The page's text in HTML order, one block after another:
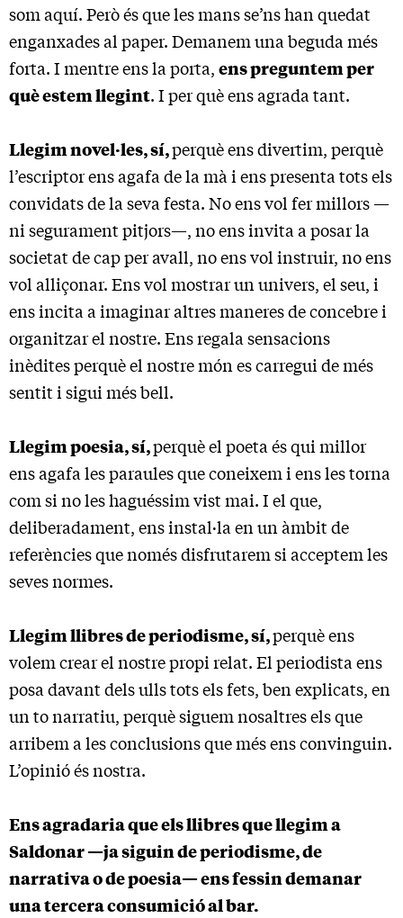
som aquí. Però és que les mans se’ns han quedat
enganxades al paper. Demanem una beguda més
forta. I mentre ens la porta,ens preguntem per
què estem llegint. I per què ens agrada tant.
Llegim novel·les, sí,perquè ens divertim, perquè
l’escriptor ens agafa de la mà i ens presenta tots els
convidats de la seva festa. No ens vol fer millors —
ni segurament pitjors—, no ens invita a posar la
societat de cap per avall, no ens vol instruir, no ens
vol alliçonar. Ens vol mostrar un univers, el seu, i
ens incita a imaginar altres maneres de concebre i
organitzar el nostre. Ens regala sensacions
inèdites perquè el nostre món es carregui de més
sentit i sigui més bell.
Llegim poesia, sí,perquè el poeta és qui millor
ens agafa les paraules que coneixem i ens les torna
com si no les haguéssim vist mai. I el que,
deliberadament, ens instal·la en un àmbit de
referències que només disfrutarem si acceptem les
seves normes.
Llegim llibres de periodisme, sí,perquè ens
volem crear el nostre propi relat. El periodista ens
posa davant dels ulls tots els fets, ben explicats, en
un to narratiu, perquè siguem nosaltres els que
arribem a les conclusions que més ens convinguin.
L’opinió és nostra.
Ens agradaria que els llibres que llegim a
Saldonar —ja siguin de periodisme, de
narrativa o de poesia— ens fessin demanar
una tercera consumició al bar.